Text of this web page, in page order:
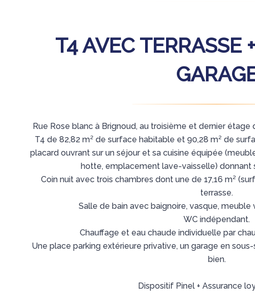
T4 AVEC TERRASSE
Rue Rose blanc à Brignoud, au troisième et dernier étage
T4 de 82,82 m² de surface habitable et 90,28 m² de
placard ouvrant sur un séjour et sa cuisine équipée
hotte, emplacement lave-vaisselle) donnant
Coin nuit avec trois chambres dont une de 17,16 m²
terrasse.
Salle de bain avec baignoire, vasque,
WC indépendant.
Chauffage et eau chaude individuelle par
Une place parking extérieure privative, un garage en
bien.
Dispositif Pinel + Assurance